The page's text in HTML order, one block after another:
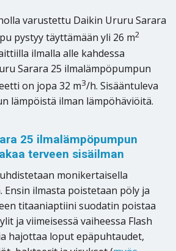
varustettu Daikin Ururu Sarara
pystyy täyttämään yli 26 m2
ilmalla alle kahdessa
Sarara 25 ilmalämpöpumpun
on jopa 32 m3/h. Sisääntuleva
lämpöistä ilman lämpöhäviöitä.
25 ilmalämpöpumpun
terveen sisäilman
monikertaisella
Ensin ilmasta poistetaan pöly ja
titaaniaptiini suodatin poistaa
ja viimeisessä vaiheessa Flash
hajottaa loput epäpuhtaudet,